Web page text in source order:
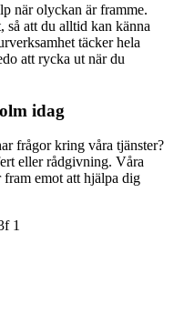
när olyckan är framme.
att du alltid kan känna
täcker hela
att rycka ut när du
idag
frågor kring våra tjänster?
eller rådgivning. Våra
emot att hjälpa dig